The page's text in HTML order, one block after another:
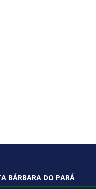
BÁRBARA DO PARÁ